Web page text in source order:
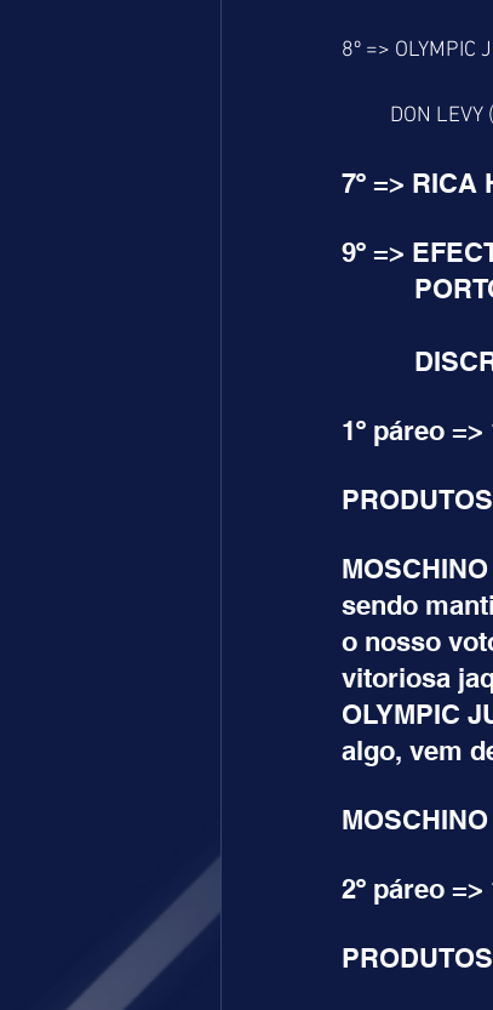
8º => OLYMPIC
DON
7º => RICA
9º =>
1º páreo
sendo
o nosso
vitoriosa
OLYMPIC
algo, vem
2º páreo